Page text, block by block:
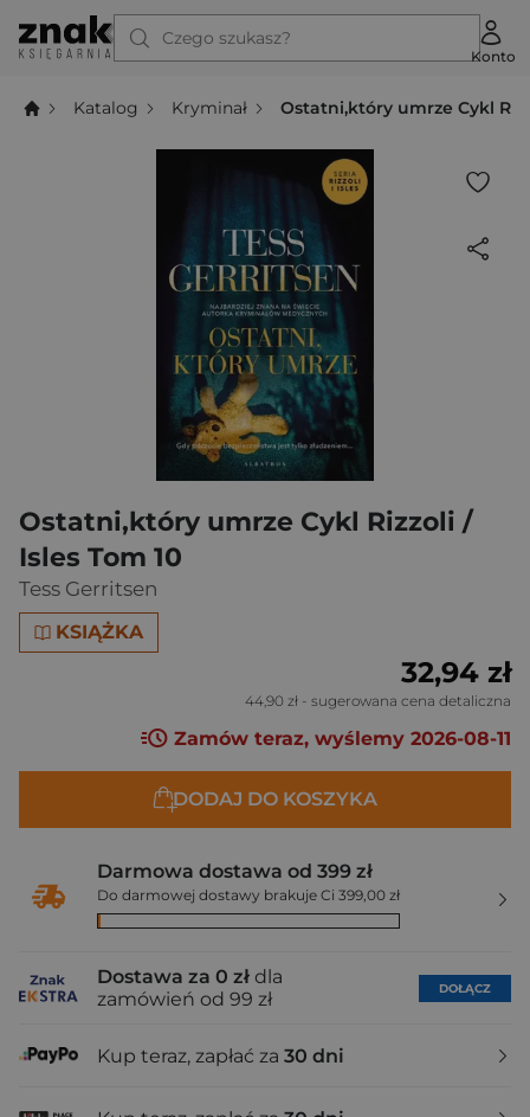
Czego szukasz?
Konto
Katalog Kryminał Ostatni,który umrze Cykl
Ostatni,który umrze Cykl Rizzoli /
Isles Tom 10
Tess Gerritsen
KSIĄŻKA
32,94 zł
44,90 zł - sugerowana cena detaliczna
Zamów teraz, wyślemy 2026-08-11
DODAJ DO KOSZYKA
Darmowa dostawa od 399 zł
Do darmowej dostawy brakuje Ci 399,00 zł
Dostawa za 0 zł dla
zamówień od 99 zł
DOŁĄCZ
Kup teraz, zapłać za 30 dni